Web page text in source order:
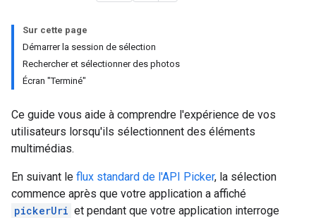
Sur cette page
Démarrer la session de sélection
Rechercher et sélectionner des photos
Écran "Terminé"
Ce guide vous aide à comprendre l'expérience de vos
utilisateurs lorsqu'ils sélectionnent des éléments
multimédias.
En suivant le flux standard de l'API Picker, la sélection
commence après que votre application a affiché
pickerUri et pendant que votre application interroge